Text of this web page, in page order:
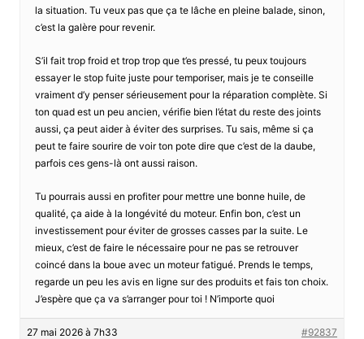
la situation. Tu veux pas que ça te lâche en pleine balade, sinon,
c’est la galère pour revenir.
S’il fait trop froid et trop trop que t’es pressé, tu peux toujours
essayer le stop fuite juste pour temporiser, mais je te conseille
vraiment d’y penser sérieusement pour la réparation complète. Si
ton quad est un peu ancien, vérifie bien l’état du reste des joints
aussi, ça peut aider à éviter des surprises. Tu sais, même si ça
peut te faire sourire de voir ton pote dire que c’est de la daube,
parfois ces gens-là ont aussi raison.
Tu pourrais aussi en profiter pour mettre une bonne huile, de
qualité, ça aide à la longévité du moteur. Enfin bon, c’est un
investissement pour éviter de grosses casses par la suite. Le
mieux, c’est de faire le nécessaire pour ne pas se retrouver
coincé dans la boue avec un moteur fatigué. Prends le temps,
regarde un peu les avis en ligne sur des produits et fais ton choix.
J’espère que ça va s’arranger pour toi ! N’importe quoi
27 mai 2026 à 7h33 #92837